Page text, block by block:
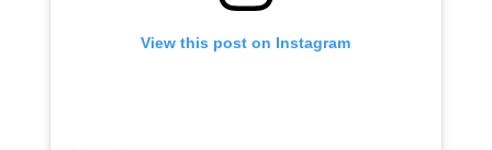
View this post on Instagram